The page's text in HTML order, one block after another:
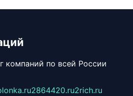
компаний по всей России
2864420.ru2rich.ru